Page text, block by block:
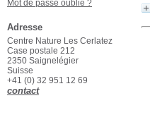
Mot de passe oublié ?
Adresse
Centre Nature Les Cerlatez
Case postale 212
2350 Saignelégier
Suisse
+41 (0) 32 951 12 69
contact